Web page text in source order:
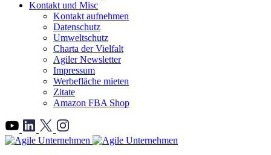
Kontakt und Misc
Kontakt aufnehmen
Datenschutz
Umweltschutz
Charta der Vielfalt
Agiler Newsletter
Impressum
Werbefläche mieten
Zitate
Amazon FBA Shop
">